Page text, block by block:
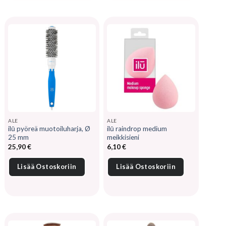
ALE
ilū pyöreä muotoiluharja, Ø
25 mm
25,90€
Lisää Ostoskoriin
ALE
ilū raindrop medium
meikkisieni
6,10€
Lisää Ostoskoriin